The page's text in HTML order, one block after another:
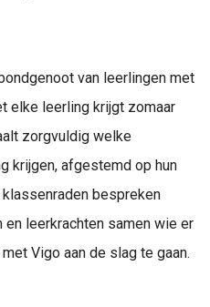
van leerlingen met
elke leerling krijgt zomaar
zorgvuldig welke
krijgen, afgestemd op hun
bespreken
leerkrachten samen wie er
Vigo aan de slag te gaan.